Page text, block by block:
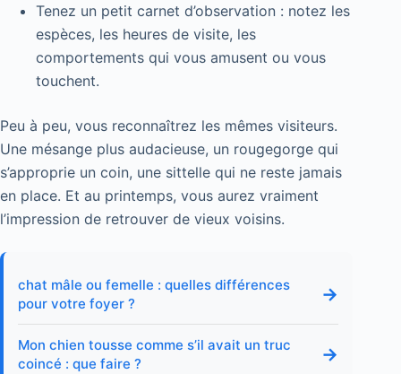
Tenez un petit carnet d’observation : notez les
espèces, les heures de visite, les
comportements qui vous amusent ou vous
touchent.
Peu à peu, vous reconnaîtrez les mêmes visiteurs.
Une mésange plus audacieuse, un rougegorge qui
s’approprie un coin, une sittelle qui ne reste jamais
en place. Et au printemps, vous aurez vraiment
l’impression de retrouver de vieux voisins.
chat mâle ou femelle : quelles différences
pour votre foyer ?
→
Mon chien tousse comme s’il avait un truc
coincé : que faire ?
→